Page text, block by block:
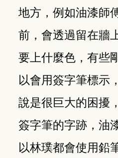
地方，例如油漆師
前，會透過留在牆
要上什麼色，有些
以會用簽字筆標示
說是很巨大的困擾
簽字筆的字跡，油
以林璞都會使用鉛